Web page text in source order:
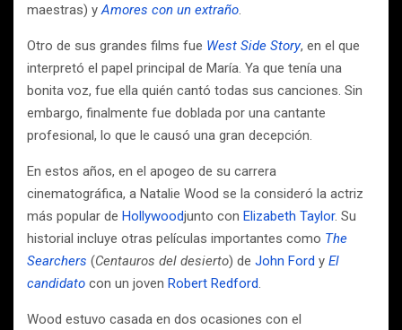
maestras) yAmores con un extraño.
Otro de sus grandes films fue West Side Story, en el que
interpretó el papel principal de María. Ya que tenía una
bonita voz, fue ella quién cantó todas sus canciones. Sin
embargo, finalmente fue doblada por una cantante
profesional, lo que le causó una gran decepción.
En estos años, en el apogeo de su carrera
cinematográfica, a Natalie Wood se la consideró la actriz
más popular de Hollywoodjunto con Elizabeth Taylor. Su
historial incluye otras películas importantes como The
Searchers (Centauros del desierto) de John Ford y El
candidato con un joven Robert Redford.
Wood estuvo casada en dos ocasiones con el